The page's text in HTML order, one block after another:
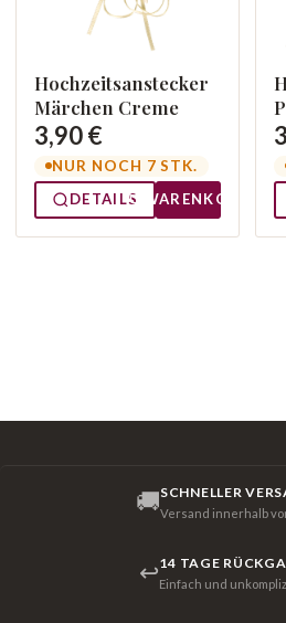
Hochzeitsanstecker
Märchen Creme
3,90 €
NUR NOCH 7 STK.
DETAILS
WARENKORB
🚚SCHNELLER
Versand innerhalb
↩14 TAGE
Einfach und